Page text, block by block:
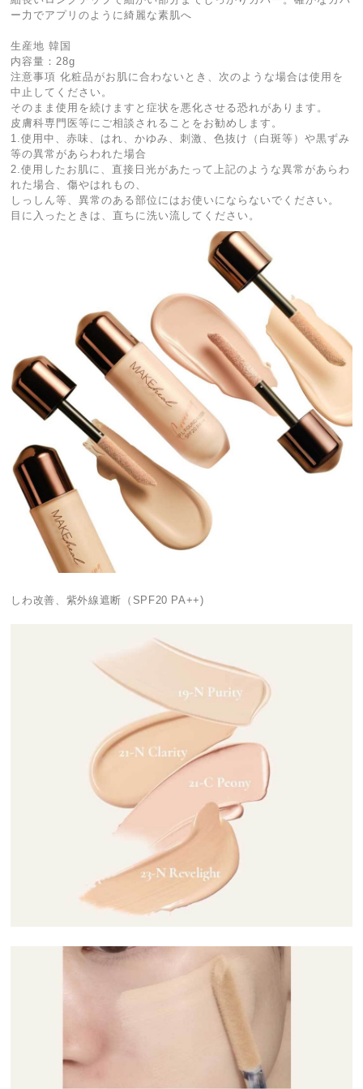
ー力でアプリのように綺麗な素肌へ
生産地 韓国
内容量：28g
注意事項 化粧品がお肌に合わないとき、次のような場合は使用を
中止してください。
そのまま使用を続けますと症状を悪化させる恐れがあります。
皮膚科専門医等にご相談されることをお勧めします。
1.使用中、赤味、はれ、かゆみ、刺激、色抜け（白斑等）や黒ずみ
等の異常があらわれた場合
2.使用したお肌に、直接日光があたって上記のような異常があらわ
れた場合、傷やはれもの、
しっしん等、異常のある部位にはお使いにならないでください。
目に入ったときは、直ちに洗い流してください。
しわ改善、紫外線遮断（SPF20 PA++)